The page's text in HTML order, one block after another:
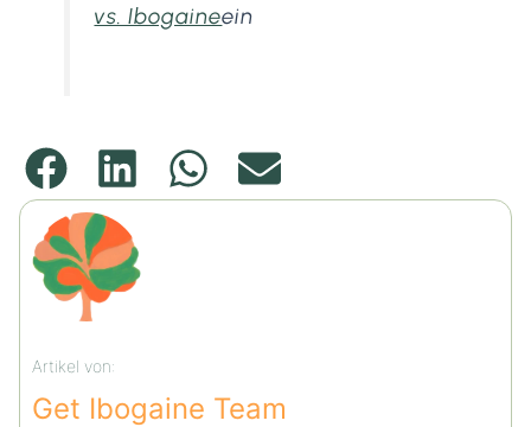
vs. Ibogaineein
Artikel von:
Get Ibogaine Team